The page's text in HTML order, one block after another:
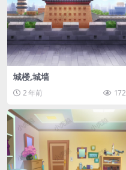
城楼,城墙
2 年前 172